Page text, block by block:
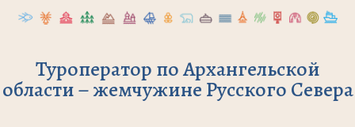
Туроператор по Архангельской
области – жемчужине Русского Севера